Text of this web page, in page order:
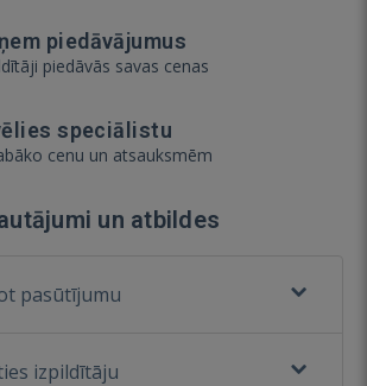
piedāvājumus
piedāvās savas cenas
speciālistu
cenu un atsauksmēm
un atbildes
pasūtījumu
izpildītāju